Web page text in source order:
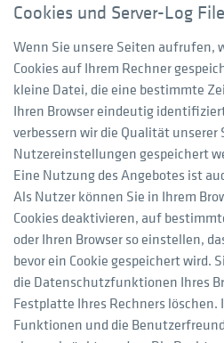
Cookies und Server-Log
Wenn Sie unsere Seiten aufrufen,
Cookies auf Ihrem Rechner
kleine Datei, die eine bestimmte
Ihren Browser eindeutig
verbessern wir die Qualität
Nutzereinstellungen gespeichert
Eine Nutzung des Angebotes ist
Als Nutzer können Sie in Ihrem
Cookies deaktivieren, auf
oder Ihren Browser so einstellen,
bevor ein Cookie gespeichert wird.
die Datenschutzfunktionen Ihres
Festplatte Ihres Rechners
Funktionen und die